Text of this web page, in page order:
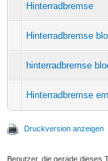
Hinterradbremse
Hinterradbremse
hinterradbremse
Hinterradbremse
Druckversion anzeigen
Benutzer, die gerade dieses